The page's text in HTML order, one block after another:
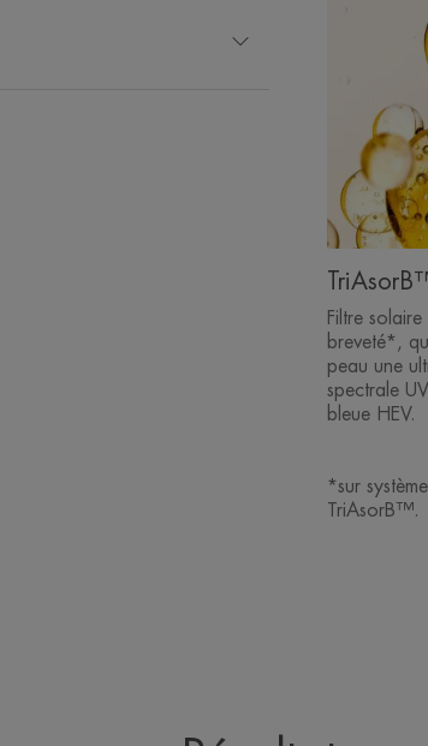
Filtre solaire
breveté*,
peau une
spectrale
bleue HEV.
*sur
TriAsorB™.